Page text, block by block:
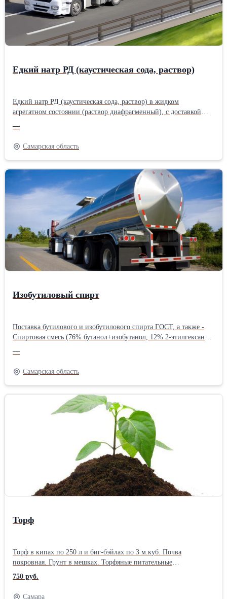
Едкий натр РД (каустическая сода, раствор)
Едкий натр РД (каустическая сода, раствор) в жидком
агрегатном состоянии (раствор диафрагменный), с доставкой
—
Самарская область
Изобутиловый спирт
Поставка бутилового и изобутилового спирта ГОСТ, а также -
Спиртовая смесь (76% бутанол+изобутанол, 12% 2-этилгексанол,
Собственное производство
—
Самарская область
Торф
Торф в кипах по 250 л и биг-бэйлах по 3 м.куб. Почва
покровная. Грунт в мешках. Торфяные питательные
субстраты.Производитель: Собственное производство
750 руб.
Самара